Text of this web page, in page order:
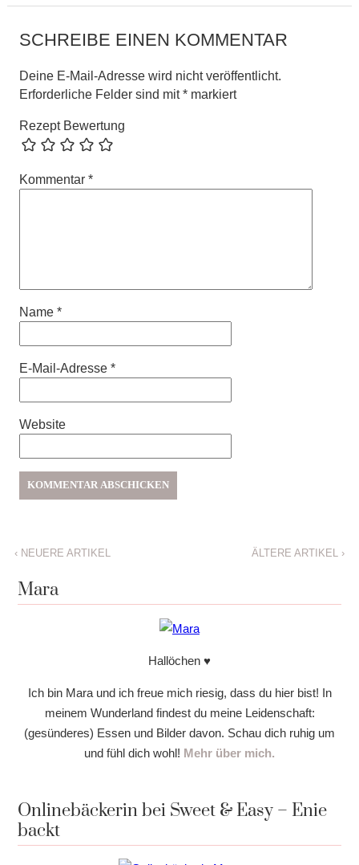
SCHREIBE EINEN KOMMENTAR
Deine E-Mail-Adresse wird nicht veröffentlicht.
Erforderliche Felder sind mit*markiert
Rezept Bewertung
Kommentar *
Name *
E-Mail-Adresse *
Website
‹NEUERE ARTIKEL ÄLTERE ARTIKEL ›
Mara
Hallöchen ♥
Ich bin Mara und ich freue mich riesig, dass du hier bist! In
meinem Wunderland findest du meine Leidenschaft:
(gesünderes) Essen und Bilder davon. Schau dich ruhig um
und fühl dich wohl! Mehr über mich.
Onlinebäckerin bei Sweet & Easy – Enie
backt